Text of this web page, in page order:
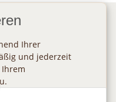
Ihrer
und jederzeit